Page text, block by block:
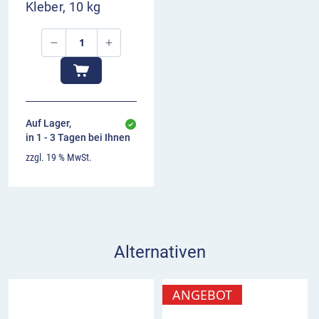
Kleber, 10 kg
Auf Lager,
in 1 - 3 Tagen bei Ihnen
zzgl. 19 % MwSt.
Alternativen
ANGEBOT